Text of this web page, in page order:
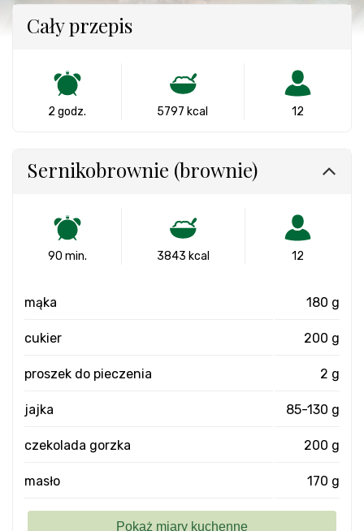
Cały przepis
2 godz. 5797 kcal 12
Sernikobrownie (brownie)
90 min. 3843 kcal 12
mąka 180 g
cukier 200 g
proszek do pieczenia 2 g
jajka 85-130 g
czekolada gorzka 200 g
masło 170 g